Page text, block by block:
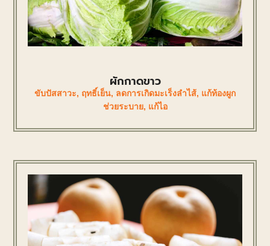
ผักกาดขาว
ขับปัสสาวะ, ฤทธิ์เย็น, ลดการเกิดมะเร็งลำไส้, แก้ท้องผูก
ช่วยระบาย, แก้ไอ